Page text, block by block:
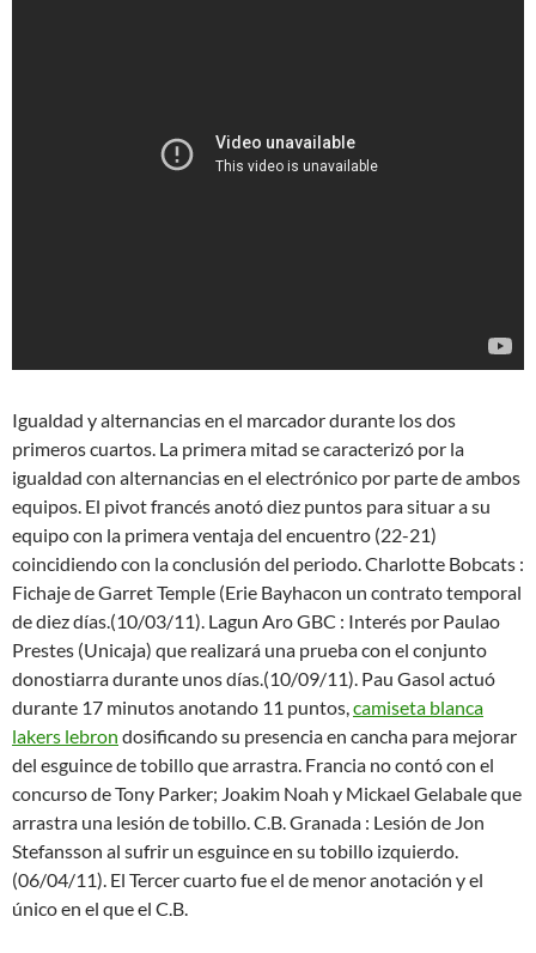
Igualdad y alternancias en el marcador durante los dos
primeros cuartos. La primera mitad se caracterizó por la
igualdad con alternancias en el electrónico por parte de ambos
equipos. El pivot francés anotó diez puntos para situar a su
equipo con la primera ventaja del encuentro (22-21)
coincidiendo con la conclusión del periodo. Charlotte Bobcats :
Fichaje de Garret Temple (Erie Bayhacon un contrato temporal
de diez días.(10/03/11). Lagun Aro GBC : Interés por Paulao
Prestes (Unicaja) que realizará una prueba con el conjunto
donostiarra durante unos días.(10/09/11). Pau Gasol actuó
durante 17 minutos anotando 11 puntos,camiseta blanca
lakers lebron dosificando su presencia en cancha para mejorar
del esguince de tobillo que arrastra. Francia no contó con el
concurso de Tony Parker; Joakim Noah y Mickael Gelabale que
arrastra una lesión de tobillo. C.B. Granada : Lesión de Jon
Stefansson al sufrir un esguince en su tobillo izquierdo.
(06/04/11). El Tercer cuarto fue el de menor anotación y el
único en el que el C.B.